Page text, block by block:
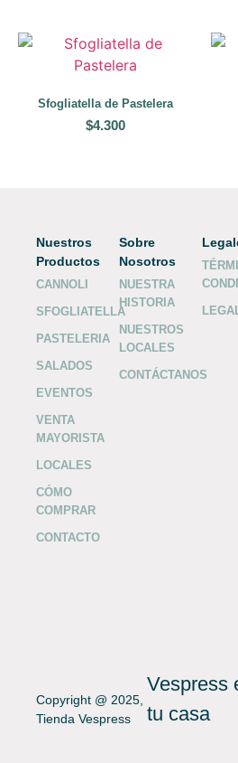
Sfogliatella de Pastelera
$4.300
Nuestros
Productos
CANNOLI
SFOGLIATELLA
PASTELERIA
SALADOS
EVENTOS
VENTA
MAYORISTA
LOCALES
CÓMO
COMPRAR
CONTACTO
Sobre
Nosotros
NUESTRA
HISTORIA
NUESTROS
LOCALES
CONTÁCTANOS
Copyright @ 2025,
Tienda Vespress
Vespress
tu casa